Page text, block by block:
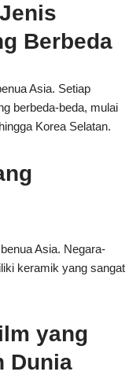
Berbeda
Asia. Setiap
berbeda-beda, mulai
Korea Selatan.
Asia. Negara-
keramik yang sangat
yang
Dunia